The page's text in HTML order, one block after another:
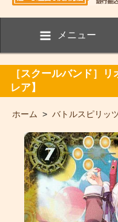
メニュー
［スクールバンド］
レア】
ホーム > バトルスピリッ